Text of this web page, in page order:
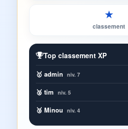
★
classement
Top classement XP
🥇 admin niv. 7
🥈 tim niv. 5
🥉 Minou niv. 4